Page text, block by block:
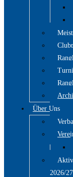
Über Uns
2026/27